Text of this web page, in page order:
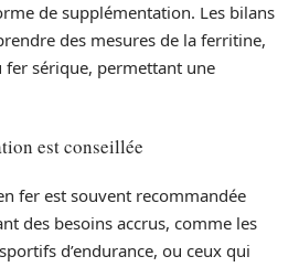
de supplémentation. Les bilans
des mesures de la ferritine,
fer sérique, permettant une
est conseillée
fer est souvent recommandée
des besoins accrus, comme les
d’endurance, ou ceux qui